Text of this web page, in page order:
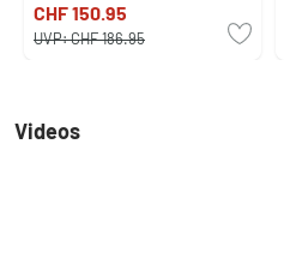
CHF 150.95
UVP:CHF 186.95
Videos